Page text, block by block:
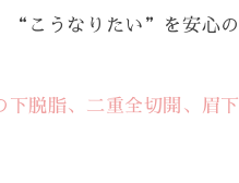
“こうなりたい”を安心の
脱脂、二重全切開、眉下